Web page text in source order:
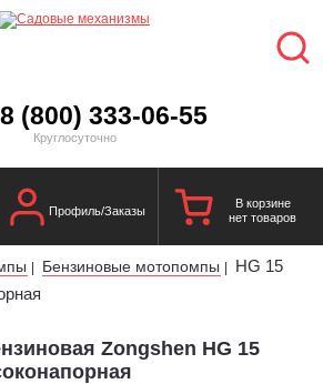
8 (800) 333-06-55
Круглосуточно
Профиль/Заказы
В корзине
нет товаров
| Бензиновые мотопомпы |
HG 15
Zongshen HG 15